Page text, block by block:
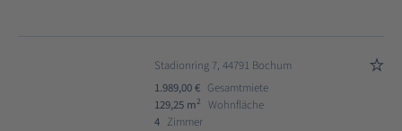
Stadionring 7, 44791 Bochum
1.989,00 € Gesamtmiete
129,25 m2
Wohnfläche
4 Zimmer